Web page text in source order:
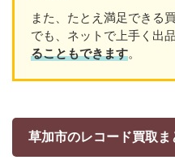
また、たとえ満足できる
でも、ネットで上手く出品
ることもできます。
草加市のレコード買取ま